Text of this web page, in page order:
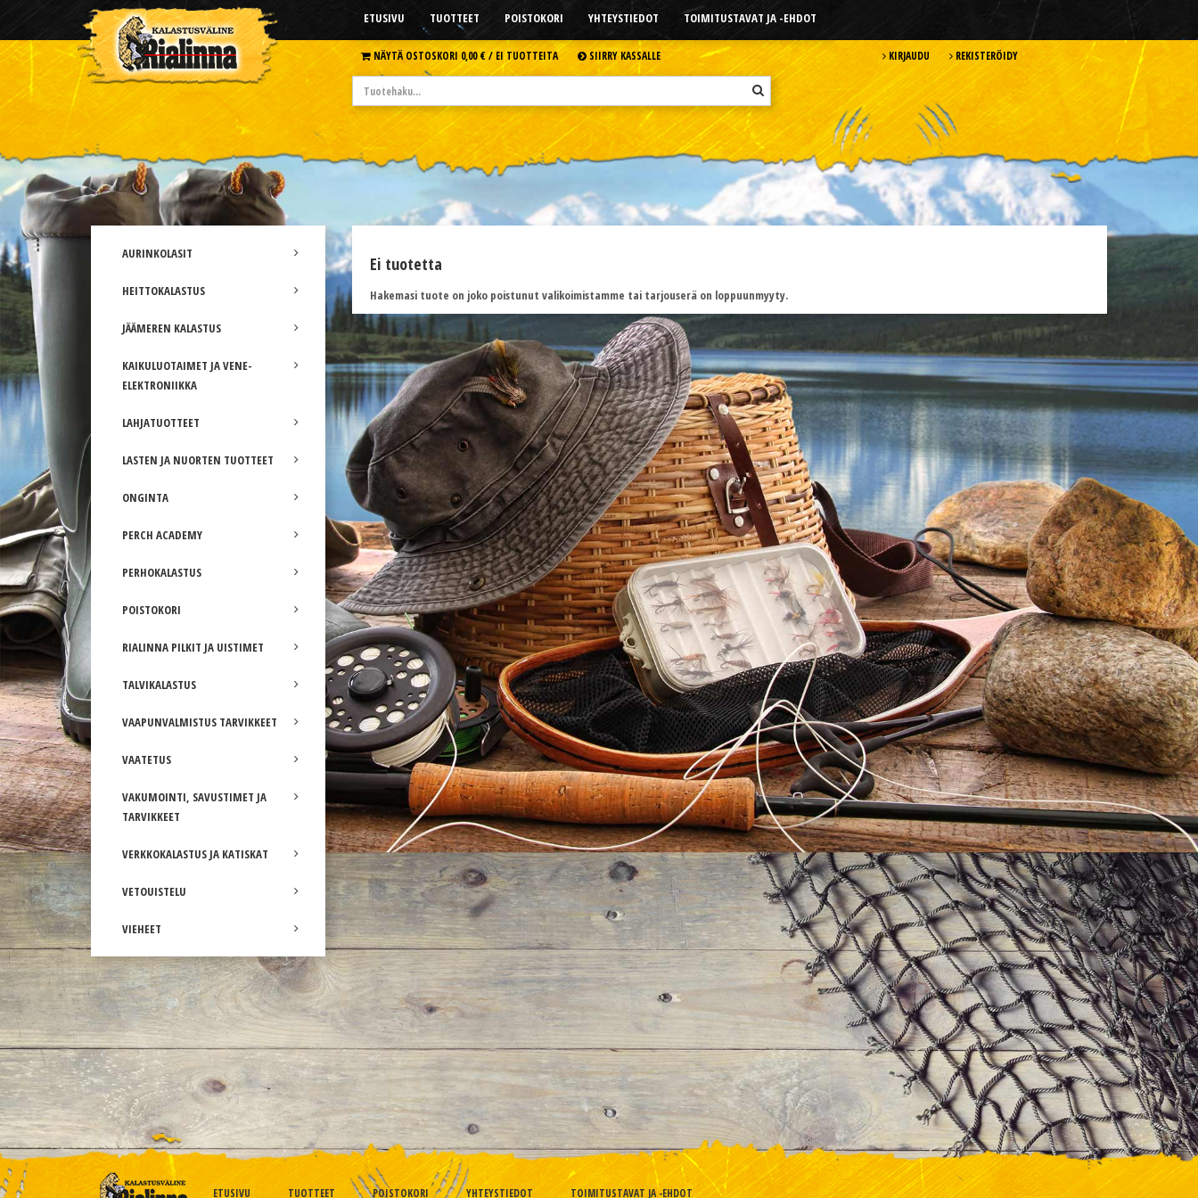
ETUSIVU TUOTTEET POISTOKORI YHTEYSTIEDOT TOIMITUSTAVAT JA -EHDOT
NÄYTÄ OSTOSKORI 0,00 € /EI TUOTTEITA SIIRRY KASSALLE KIRJAUDU REKISTERÖIDY
AURINKOLASIT
HEITTOKALASTUS
JÄÄMEREN KALASTUS
KAIKULUOTAIMET JA VENE-
ELEKTRONIIKKA
LAHJATUOTTEET
LASTEN JA NUORTEN TUOTTEET
ONGINTA
PERCH ACADEMY
PERHOKALASTUS
POISTOKORI
RIALINNA PILKIT JA UISTIMET
TALVIKALASTUS
VAAPUNVALMISTUS TARVIKKEET
VAATETUS
VAKUMOINTI, SAVUSTIMET JA
TARVIKKEET
VERKKOKALASTUS JA KATISKAT
VETOUISTELU
VIEHEET
Ei tuotetta
Hakemasi tuote on joko poistunut valikoimistamme tai tarjouserä on loppuunmyyty.
ETUSIVU TUOTTEET POISTOKORI YHTEYSTIEDOT TOIMITUSTAVAT JA -EHDOT